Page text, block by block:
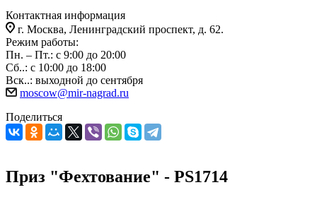
Контактная информация
г. Москва, Ленинградский проспект, д. 62.
Режим работы:
Пн. – Пт.: с 9:00 до 20:00
Сб..: с 10:00 до 18:00
Вск..: выходной до сентября
moscow@mir-nagrad.ru
Поделиться
Приз "Фехтование" - PS1714